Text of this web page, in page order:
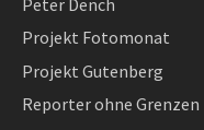
Projekt Fotomonat
Projekt Gutenberg
Reporter ohne Grenzen